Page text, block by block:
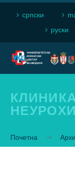
српски
рyски
Почетна